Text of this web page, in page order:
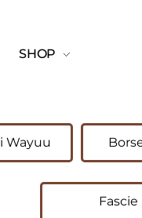
SHOP
Wayuu
Fascie